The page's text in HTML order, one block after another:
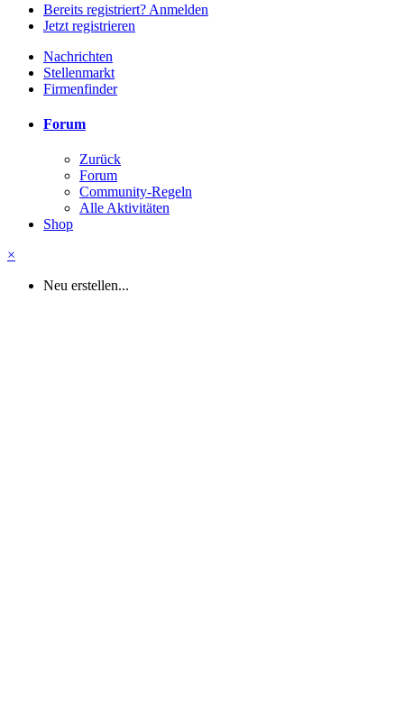
Bereits registriert? Anmelden
Jetzt registrieren
Nachrichten
Stellenmarkt
Firmenfinder
Forum
Zurück
Forum
Community-Regeln
Alle Aktivitäten
Shop
×
Neu erstellen...